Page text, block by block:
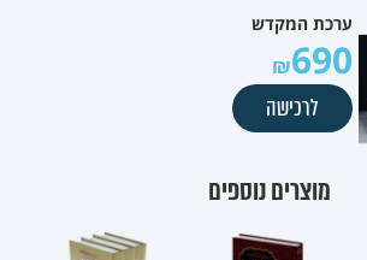
ערכת המקדש
690
לרכישה
מוצרים נוספים